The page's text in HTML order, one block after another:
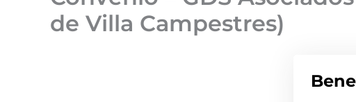
de Villa Campestres)